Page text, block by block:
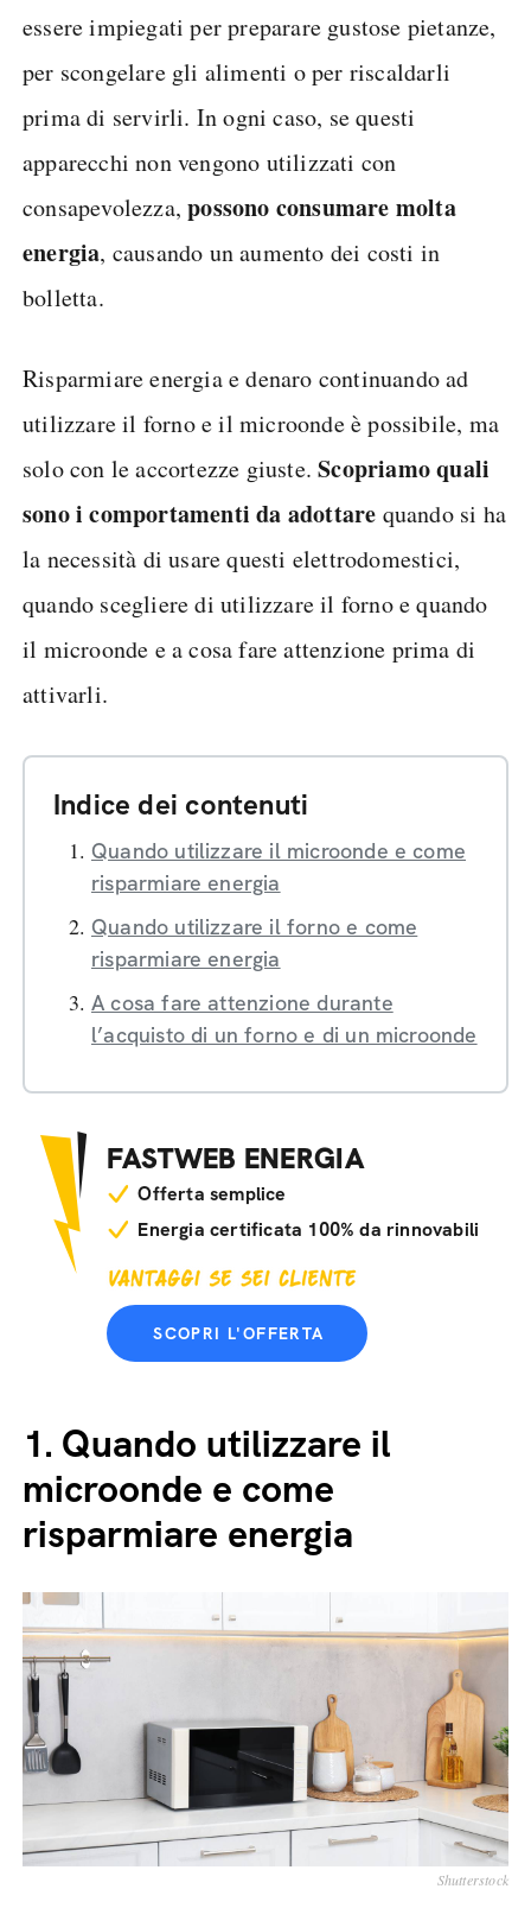
essere impiegati per preparare gustose pietanze,
per scongelare gli alimenti o per riscaldarli
prima di servirli. In ogni caso, se questi
apparecchi non vengono utilizzati con
consapevolezza,possono consumare molta
energia, causando un aumento dei costi in
bolletta.
Risparmiare energia e denaro continuando ad
utilizzare il forno e il microonde è possibile, ma
solo con le accortezze giuste.Scopriamo quali
sono i comportamenti da adottare quando si ha
la necessità di usare questi elettrodomestici,
quando scegliere di utilizzare il forno e quando
il microonde e a cosa fare attenzione prima di
attivarli.
Indice dei contenuti
Quando utilizzare il microonde e come
risparmiare energia
Quando utilizzare il forno e come
risparmiare energia
A cosa fare attenzione durante
l’acquisto di un forno e di un microonde
FASTWEB ENERGIA
Offerta semplice
Energia certificata 100% da rinnovabili
SCOPRI L'OFFERTA
1. Quando utilizzare il
microonde e come
risparmiare energia
Shutterstock